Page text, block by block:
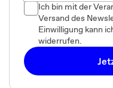
Ich bin mit der
Versand des
Einwilligung kann
widerrufen.